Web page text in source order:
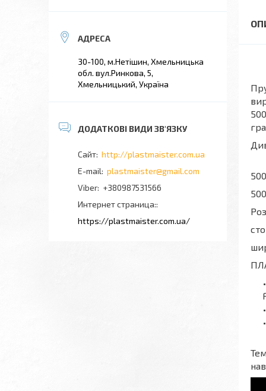
30-100, м.Нетішин, Хмельницька
обл. вул.Ринкова, 5,
Хмельницький, Україна
http://plastmaister.com.ua
plastmaister@gmail.com
+380987531566
Интернет страница:
https://plastmaister.com.ua/